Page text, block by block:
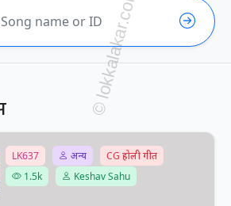
LK637 अन्य
CG होली गीत
1.5k
Keshav Sahu